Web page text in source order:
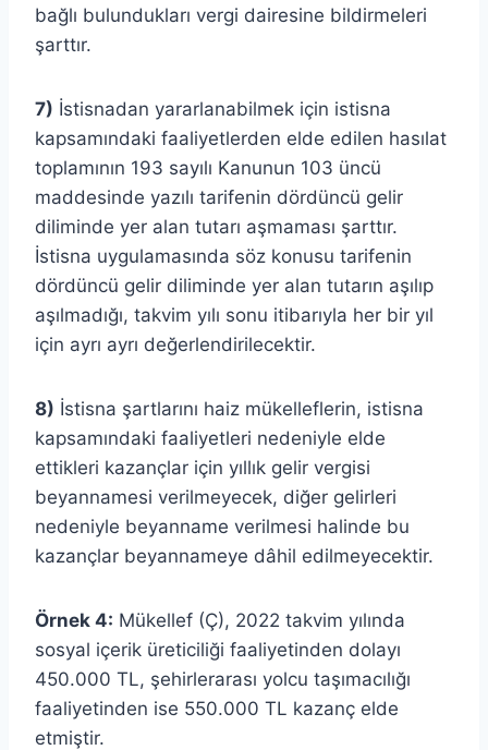
bağlı bulundukları vergi dairesine bildirmeleri
şarttır.
7) İstisnadan yararlanabilmek için istisna
kapsamındaki faaliyetlerden elde edilen hasılat
toplamının 193 sayılı Kanunun 103 üncü
maddesinde yazılı tarifenin dördüncü gelir
diliminde yer alan tutarı aşmaması şarttır.
İstisna uygulamasında söz konusu tarifenin
dördüncü gelir diliminde yer alan tutarın aşılıp
aşılmadığı, takvim yılı sonu itibarıyla her bir yıl
için ayrı ayrı değerlendirilecektir.
8) İstisna şartlarını haiz mükelleflerin, istisna
kapsamındaki faaliyetleri nedeniyle elde
ettikleri kazançlar için yıllık gelir vergisi
beyannamesi verilmeyecek, diğer gelirleri
nedeniyle beyanname verilmesi halinde bu
kazançlar beyannameye dâhil edilmeyecektir.
Örnek 4: Mükellef (Ç), 2022 takvim yılında
sosyal içerik üreticiliği faaliyetinden dolayı
450.000 TL, şehirlerarası yolcu taşımacılığı
faaliyetinden ise 550.000 TL kazanç elde
etmiştir.